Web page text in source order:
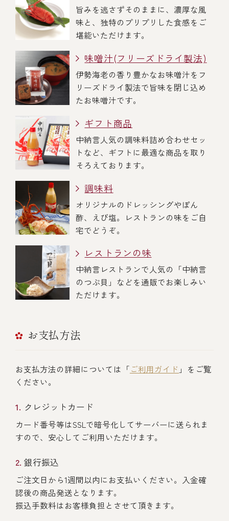
旨みを逃さずそのままに、濃厚な風
味と、独特のプリプリした食感をご
堪能いただけます。
味噌汁(フリーズドライ製法)
伊勢海老の香り豊かなお味噌汁をフ
リーズドライ製法で旨味を閉じ込め
たお味噌汁です。
ギフト商品
中納言人気の調味料詰め合わせセッ
トなど、ギフトに最適な商品を取り
そろえております。
調味料
オリジナルのドレッシングやぽん
酢、えび塩。レストランの味をご自
宅でどうぞ。
レストランの味
中納言レストランで人気の「中納言
のつぶ貝」などを通販でお楽しみい
ただけます。
お支払方法
お支払方法の詳細については「ご利用ガイド 」をご覧
ください。
クレジットカード
カード番号等はSSLで暗号化してサーバーに送られま
すので、安心してご利用いただけます。
銀行振込
ご注文日から1週間以内にお支払いください。入金確
認後の商品発送となります。
振込手数料はお客様負担とさせて頂きます。